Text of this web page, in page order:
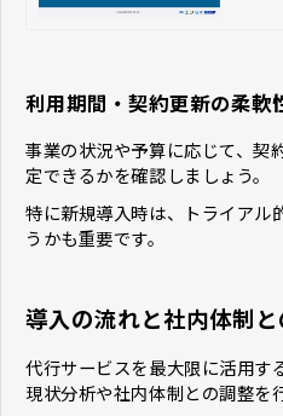
利用期間・契約更新の柔軟
事業の状況や予算に応じて、契
定できるかを確認しましょう。
特に新規導入時は、トライアル
うかも重要です。
導入の流れと社内体制
代行サービスを最大限に活用す
現状分析や社内体制との調整を